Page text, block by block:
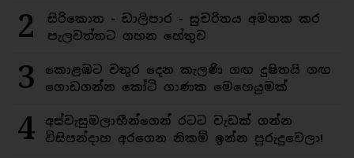
2
සිරිකොත - ඩාලිපාර - සුචරිතය අමතක කර
පැලවත්තට ගහන හේතුව
3
කොළඹට වතුර දෙන කැලණි ගඟ දුෂිතයි ගඟ
ගොඩගන්න කෝටි ගාණක මෙහෙයුමක්
4
අස්වැසුමලාභීන්ගෙන් රටට වැඩක් ගන්න
විසිපන්දාහ අරගෙන නිකම් ඉන්න පුරුදුවෙලා!